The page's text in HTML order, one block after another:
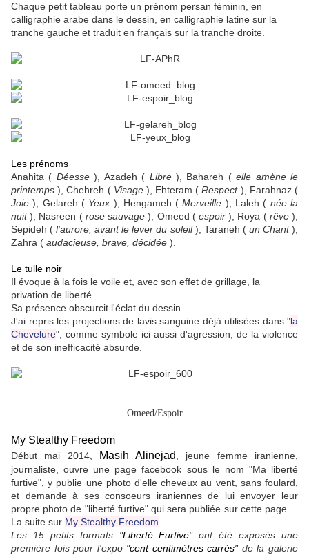
Chaque petit tableau porte un prénom persan féminin, en
calligraphie arabe dans le dessin, en calligraphie latine sur la
tranche gauche et traduit en français sur la tranche droite.
Les prénoms
Anahita ( Déesse), Azadeh ( Libre), Bahareh (elle amène le
printemps ), Chehreh (Visage), Ehteram (Respect), Farahnaz (
Joie ), Gelareh ( Yeux ), Hengameh ( Merveille ), Laleh ( née la
nuit), Nasreen ( rose sauvage ), Omeed ( espoir), Roya ( rêve),
Sepideh (l'aurore, avant le lever du soleil), Taraneh (un Chant),
Zahra ( audacieuse, brave, décidée ).
Le tulle noir
Il évoque à la fois le voile et, avec son effet de grillage, la
privation de liberté.
Sa présence obscurcit l'éclat du dessin.
J'ai repris les projections de lavis sanguine déjà utilisées dans "la
Chevelure", comme symbole ici aussi d'agression, de la violence
et de son inefficacité absurde.
Omeed/Espoir
My Stealthy Freedom
Début mai 2014, Masih Alinejad
, jeune femme iranienne,
journaliste, ouvre une page facebook sous le nom "Ma liberté
furtive", y publie une photo d'elle cheveux au vent, sans foulard,
et demande à ses consoeurs iraniennes de lui envoyer leur
propre photo de "liberté furtive" qui sera publiée sur cette page...
La suite sur My Stealthy Freedom
Les 15 petits formats "Liberté Furtive" ont été exposés une
première fois pour l'expo "cent centimètres carrés" de la galerie